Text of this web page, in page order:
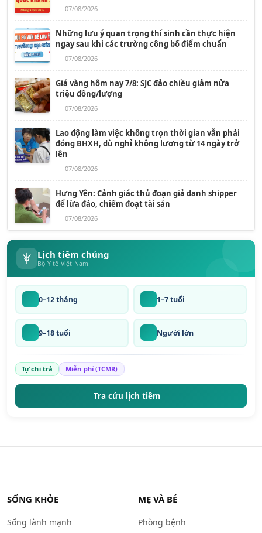
07/08/2026
Những lưu ý quan trọng thí sinh cần thực hiện
ngay sau khi các trường công bố điểm chuẩn
07/08/2026
Giá vàng hôm nay 7/8: SJC đảo chiều giảm nửa
triệu đồng/lượng
07/08/2026
Lao động làm việc không trọn thời gian vẫn phải
đóng BHXH, dù nghỉ không lương từ 14 ngày trở
lên
07/08/2026
Hưng Yên: Cảnh giác thủ đoạn giả danh shipper
để lừa đảo, chiếm đoạt tài sản
07/08/2026
Lịch tiêm chủng
Bộ Y tế Việt Nam
0–12 tháng 1–7 tuổi
9–18 tuổi Người lớn
Tự chi trả Miễn phí (TCMR)
Tra cứu lịch tiêm
SỐNG KHỎE
Sống lành mạnh
MẸ VÀ BÉ
Phòng bệnh